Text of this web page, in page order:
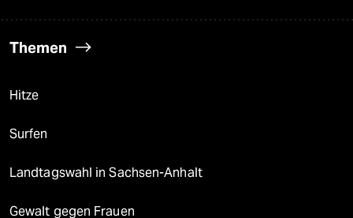
Themen
Hitze
Surfen
Landtagswahl in Sachsen-Anhalt
Gewalt gegen Frauen